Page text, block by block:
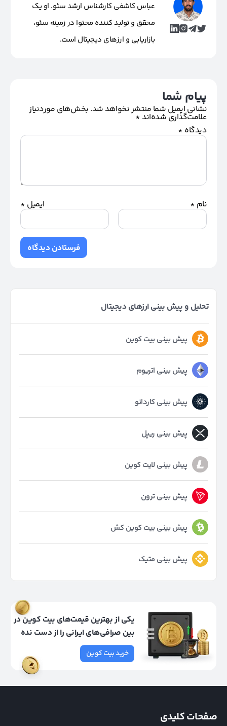
عباس کاشفی کارشناس ارشد سئو. او یک
محقق و تولید کننده محتوا در زمینه سئو،
بازاریابی و ارزهای دیجیتال است.
پیام شما
نشانی ایمیل شما منتشر نخواهد شد. بخش‌های موردنیاز
علامت‌گذاری شده‌اند*
دیدگاه *
نام * ایمیل *
تحلیل و پیش بینی ارزهای دیجیتال
پیش بینی بیت کوین
پیش بینی اتریوم
پیش بینی کاردانو
پیش بینی ریپل
پیش بینی لایت کوین
پیش بینی ترون
پیش بینی بیت کوین کش
پیش بینی متیک
یکی از بهترین قیمت‌های بیت کوین در
بین صرافی‌های ایرانی را از دست نده
خرید بیت کوین
صفحات کلیدی